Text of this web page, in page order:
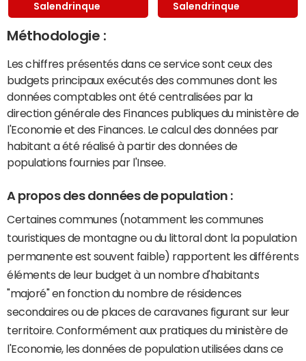
Salendrinque
Salendrinque
Méthodologie :
Les chiffres présentés dans ce service sont ceux des
budgets principaux exécutés des communes dont les
données comptables ont été centralisées par la
direction générale des Finances publiques du ministère de
l'Economie et des Finances. Le calcul des données par
habitant a été réalisé à partir des données de
populations fournies par l'Insee.
A propos des données de population :
Certaines communes (notamment les communes
touristiques de montagne ou du littoral dont la population
permanente est souvent faible) rapportent les différents
éléments de leur budget à un nombre d'habitants
"majoré" en fonction du nombre de résidences
secondaires ou de places de caravanes figurant sur leur
territoire. Conformément aux pratiques du ministère de
l'Economie, les données de population utilisées dans ce